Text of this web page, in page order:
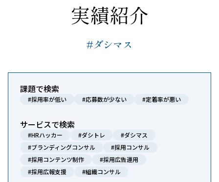
実績紹介
#ダシマス
課題で検索
#採用率が低い #応募数が少ない #定着率が悪い
サービスで検索
#HRハッカー #ダシトレ
#ダシマス
#ブランディングコンサル
#採用コンサル
#採用コンテンツ制作
#採用広告運用
#採用広報支援
#組織コンサル